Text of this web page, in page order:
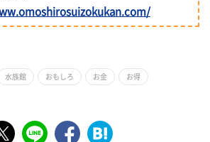
水族館 おもしろ お金 お得